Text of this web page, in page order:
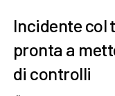
Incidente col
pronta a
di controlli